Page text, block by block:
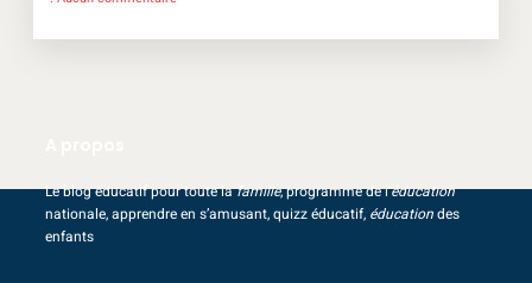
Le blog éducatif pour toute lafamille, programme de l’éducation
nationale, apprendre en s’amusant, quizz éducatif, éducationdes
enfants